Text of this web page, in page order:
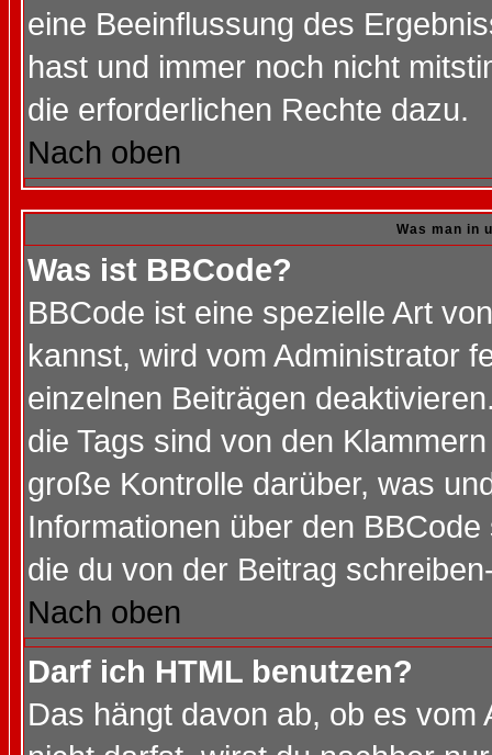
eine Beeinflussung des
hast und immer noch nicht
die erforderlichen Rechte dazu.
Nach oben
Was man in
Was ist BBCode?
BBCode ist eine spezielle Art
kannst, wird vom Administrator
einzelnen Beiträgen
die Tags sind von den
große Kontrolle darüber, was
Informationen über den
die du von der Beitrag
Nach oben
Darf ich HTML benutzen?
Das hängt davon ab, ob es